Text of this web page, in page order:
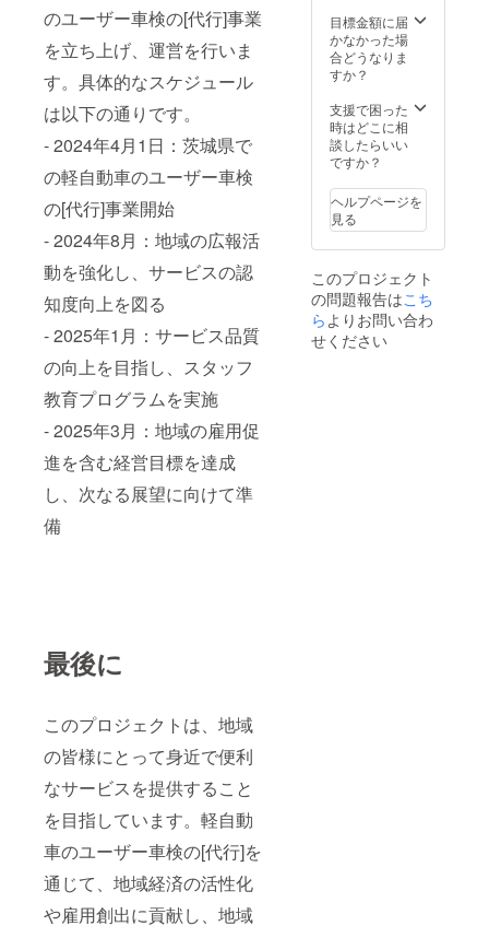
のユーザー車検の[代行]事業
を立ち上げ、運営を行いま
す。具体的なスケジュール
は以下の通りです。
- 2024年4月1日：茨城県で
の軽自動車のユーザー車検
の[代行]事業開始
- 2024年8月：地域の広報活
動を強化し、サービスの認
知度向上を図る
- 2025年1月：サービス品質
の向上を目指し、スタッフ
教育プログラムを実施
- 2025年3月：地域の雇用促
進を含む経営目標を達成
し、次なる展望に向けて準
備
最後に
このプロジェクトは、地域
の皆様にとって身近で便利
なサービスを提供すること
を目指しています。軽自動
車のユーザー車検の[代行]を
通じて、地域経済の活性化
や雇用創出に貢献し、地域
はありません。
ユーザー車検ま
でのながれは 例
えば、 5月30日
合 4月30日～車
検を受けられま
す(1ヶ月前) 4月
15日～予約が出
早めのご連絡を
お待ちしていま
す。 事前打ち合
わせ(日時など)
いします。 ご支
援頂いた方に実
際に見て頂きた
い という気持ち
があります。
目標金額に届
かなかった場
合どうなりま
すか？
支援で困った
時はどこに相
談したらいい
ですか？
ヘルプページを
見る
このプロジェクト
の問題報告はこち
ら よりお問い合わ
せください